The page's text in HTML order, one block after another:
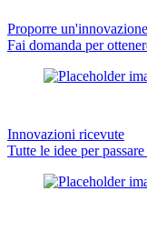
Proporre un'innovazione
Fai domanda per
Innovazioni ricevute
Tutte le idee per